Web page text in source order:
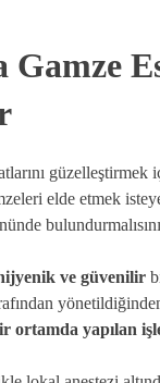
Gamze
elde etmek
ve güvenilir
ortamda yapılan